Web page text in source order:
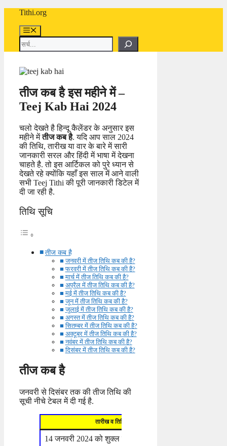
content
Tithi.org
Menu
Search
तीज कब है इस महीने में –
Teej Kab Hai 2024
चलो देखते है हिन्दू कैलेंडर के अनुसार इस
महीने मेंतीज कब है. यदि आप साल 2024
की तिथि, तारीख या वार के बारे में सारी
जानकारी सरल और हिंदी में भाषा में देखना
चाहते है. तो इस आर्टिकल को पुरे ध्यान से
देखते रहे क्योंकि यहाँ इस साल में आने वाली
सभी Teej Tithi की पूरी जानकारी डिटेल में
दी जा रही है.
तिथि सूचि
तीज कब है
जनवरी में तीज तिथि कब की है?
फरवरी में तीज तिथि कब की है?
मार्च में तीज तिथि कब की है?
अप्रैल में तीज तिथि कब की है?
मई में तीज तिथि कब की है?
जून में तीज तिथि कब की है?
जुलाई में तीज तिथि कब की है?
अगस्त में तीज तिथि कब की है?
सितम्बर में तीज तिथि कब की है?
अक्टूबर में तीज तिथि कब की है?
नवंबर में तीज तिथि कब की है?
दिसंबर में तीज तिथि कब की है?
तीज कब है
जनवरी से दिसंबर तक की तीज तिथि की
सूची नीचे टेबल में दी गई है.
तारीख व तिथि
14 जनवरी 2024 को शुक्ल पक्ष की तीज व चौथ